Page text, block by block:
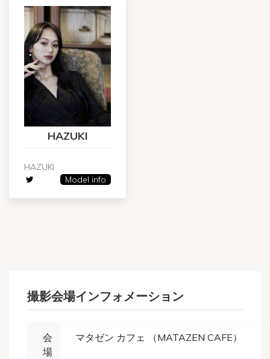
HAZUKI
HAZUKI
Model info
撮影会場インフォメーション
会
場
マタゼン カフェ （MATAZEN CAFE）